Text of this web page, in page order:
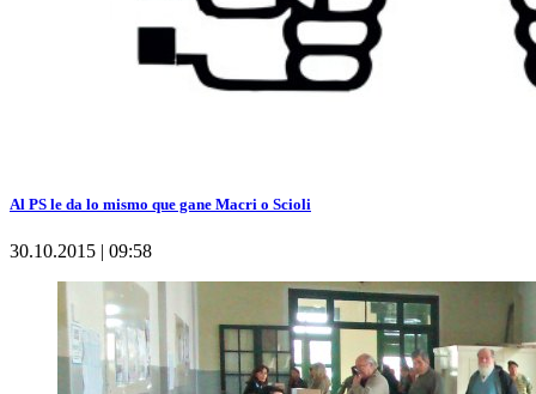
Al PS le da lo mismo que gane Macri o Scioli
30.10.2015 | 09:58